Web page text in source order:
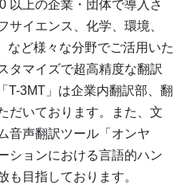
以上の企業・団体で導入さ
サイエンス、化学、環境、
など様々な分野でご活用いた
タマイズで超高精度な翻訳
T-3MT」は企業内翻訳部、翻
だいております。また、文
音声翻訳ツール「オンヤ
ションにおける言語的ハン
も目指しております。